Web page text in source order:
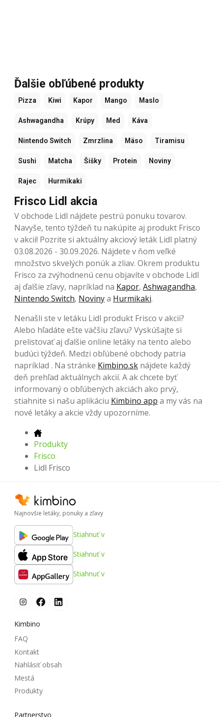
Ďalšie obľúbené produkty
Pizza Kiwi Kapor Mango Maslo
Ashwagandha Krúpy Med Káva
Nintendo Switch Zmrzlina Mäso Tiramisu
Sushi Matcha Šišky Protein Noviny
Rajec Hurmikaki
Frisco Lidl akcia
V obchode Lidl nájdete pestrú ponuku tovarov.
Navyše, tento týždeň tu nakúpite aj produkt Frisco
v akcii! Pozrite si aktuálny akciový leták Lidl platný
03.08.2026 - 30.09.2026. Nájdete v ňom veľké
množstvo skvelých ponúk a zliav. Okrem produktu
Frisco za zvýhodnenú cenu objavíte v obchode Lidl
aj ďalšie zľavy, napríklad na Kapor, Ashwagandha,
Nintendo Switch, Novinya Hurmikaki.
Nenašli ste v letáku Lidl produkt Frisco v akcii?
Alebo hľadáte ešte väčšiu zľavu? Vyskúšajte si
prelistovať aj ďalšie online letáky na tento alebo
budúci týždeň. Medzi obľúbené obchody patria
napríklad . Na stránke Kimbino.sk nájdete každý
deň prehľad aktuálnych akcií. A ak chcete byť
informovaný o obľúbených akciách ako prvý,
stiahnite si našu aplikáciu Kimbino app a my vás na
nové letáky a akcie vždy upozorníme.
Produkty
Frisco
Lidl Frisco
Najnovšie letáky, ponuky a zľavy
Stiahnuť v
Stiahnuť v
Stiahnuť v
Kimbino
FAQ
Kontakt
Nahlásiť obsah
Mestá
Produkty
Partnerstvo